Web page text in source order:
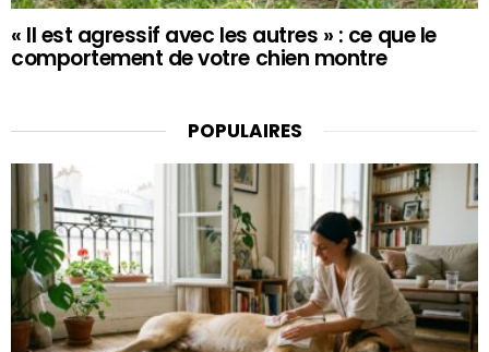
« Il est agressif avec les autres » : ce que le
comportement de votre chien montre
POPULAIRES